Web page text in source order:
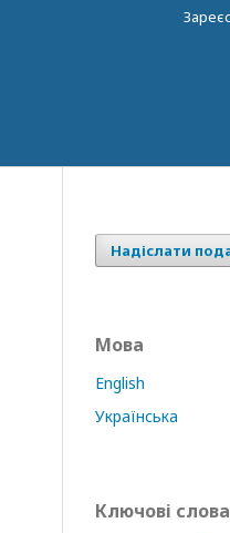
Надіслати
Мова
English
Українська
Ключові слова